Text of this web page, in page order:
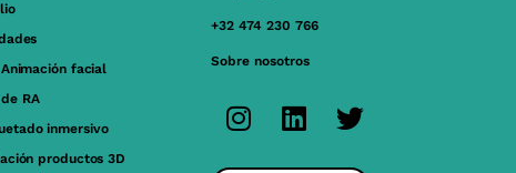
facial
RA
inmersivo
productos 3D
+32 474 230 766
Sobre nosotros